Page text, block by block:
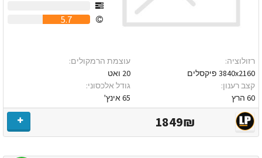
5.7
רזולוציה:
3840x2160 פיקסלים
קצב רענון:
60 הרץ
עוצמת הרמקולים:
20 ואט
גודל אלכסוני:
65 אינץ'
1849₪